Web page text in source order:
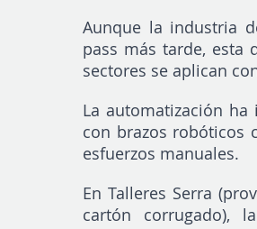
Aunque la industria
pass más tarde, esta
sectores se aplican
La automatización
con brazos robóticos
esfuerzos manuales.
En Talleres Serra
cartón corrugado),